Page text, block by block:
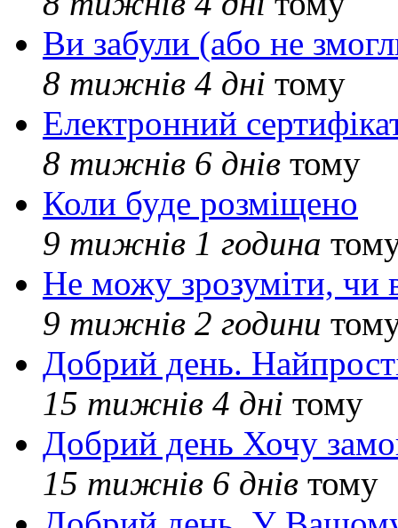
Ви забули (або не
8 тижнів 4 дні тому
Електронний
8 тижнів 6 днів тому
Коли буде розміщено
9 тижнів 1 година
Не можу зрозуміти, чи
9 тижнів 2 години
Добрий день.
15 тижнів 4 дні тому
Добрий день Хочу
15 тижнів 6 днів тому